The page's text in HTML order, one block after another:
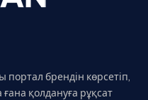
брендін көрсетіп,
қолдануға рұқсат